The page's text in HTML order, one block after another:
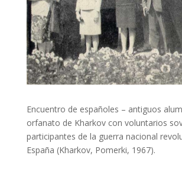
Encuentro de españoles – antiguos
orfanato de Kharkov con voluntarios
participantes de la guerra nacional
España (Kharkov, Pomerki, 1967).